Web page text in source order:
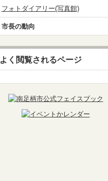
フォトダイアリー(写真館)
市長の動向
よく閲覧されるページ